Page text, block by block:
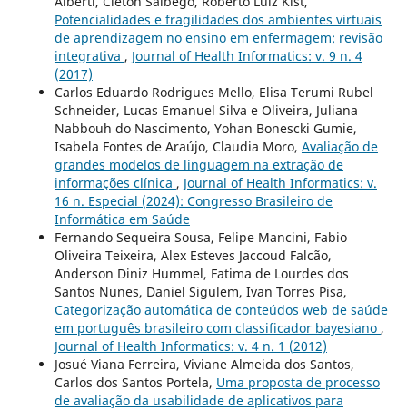
Potencialidades e fragilidades dos ambientes virtuais
de aprendizagem no ensino em enfermagem: revisão
integrativa , Journal of Health Informatics: v. 9 n. 4
(2017)
Carlos Eduardo Rodrigues Mello, Elisa Terumi Rubel
Schneider, Lucas Emanuel Silva e Oliveira, Juliana
Nabbouh do Nascimento, Yohan Bonescki Gumie,
Isabela Fontes de Araújo, Claudia Moro, Avaliação de
grandes modelos de linguagem na extração de
informações clínica , Journal of Health Informatics: v.
16 n. Especial (2024): Congresso Brasileiro de
Informática em Saúde
Fernando Sequeira Sousa, Felipe Mancini, Fabio
Oliveira Teixeira, Alex Esteves Jaccoud Falcão,
Anderson Diniz Hummel, Fatima de Lourdes dos
Santos Nunes, Daniel Sigulem, Ivan Torres Pisa,
Categorização automática de conteúdos web de saúde
em português brasileiro com classificador bayesiano ,
Journal of Health Informatics: v. 4 n. 1 (2012)
Josué Viana Ferreira, Viviane Almeida dos Santos,
Carlos dos Santos Portela, Uma proposta de processo
de avaliação da usabilidade de aplicativos para